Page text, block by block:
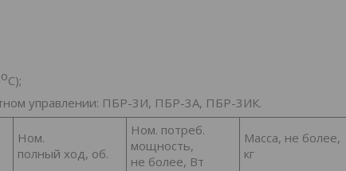
oС);
управлении: ПБР-3И, ПБР-3А, ПБР-3ИК.
Ном.
полный ход, об.
Ном. потреб.
мощность,
не более, Вт
Масса, не более,
кг